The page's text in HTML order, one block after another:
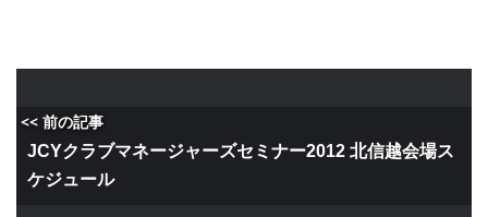
<< 前の記事
JCYクラブマネージャーズセミナー2012 北信越会場ス
ケジュール